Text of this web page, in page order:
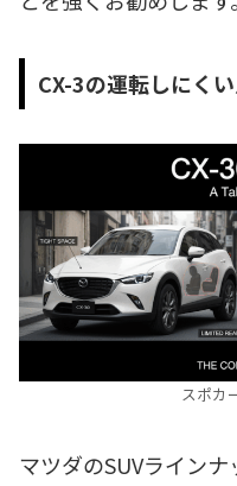
CX-3の運転しにく
スポカ
マツダのSUVラインナ